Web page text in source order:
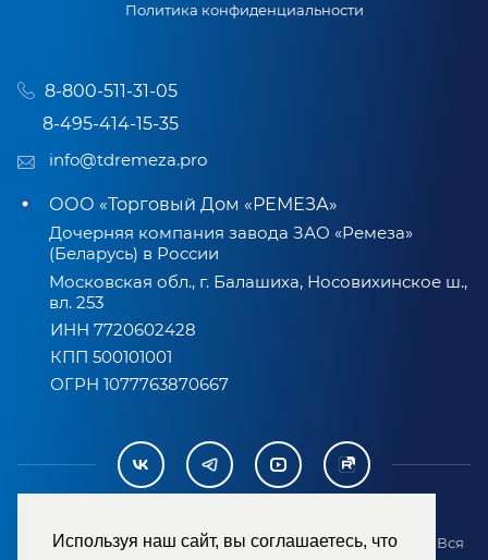
Используя наш сайт, вы соглашаетесь, что
Политика конфиденциальности
8-800-511-31-05
8-495-414-15-35
info@tdremeza.pro
ООО «Торговый Дом «РЕМЕЗА»
Дочерняя компания завода ЗАО «Ремеза»
(Беларусь) в России
Московская обл., г. Балашиха, Носовихинское ш.,
вл. 253
ИНН 7720602428
КПП 500101001
ОГРН 1077763870667
2007-2026 © ООО «ТД «РЕМЕЗА». Все права защищены. Вся